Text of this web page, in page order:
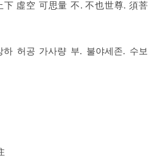
虛空 可思量 不. 不也世尊. 須菩
하 허공 가사량 부. 불야세존. 수보